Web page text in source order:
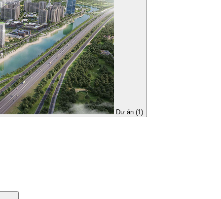
Dự án (1)